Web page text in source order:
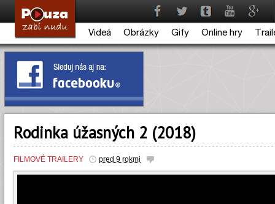
Videá Obrázky Gify Online hry
Rodinka úžasných 2 (2018)
FILMOVÉ TRAILERY pred 9 rokmi